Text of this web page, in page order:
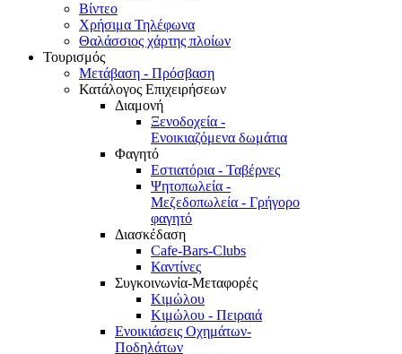
Βίντεο
Χρήσιμα Τηλέφωνα
Θαλάσσιος χάρτης πλοίων
Τουρισμός
Μετάβαση - Πρόσβαση
Κατάλογος Επιχειρήσεων
Διαμονή
Ξενοδοχεία -
Ενοικιαζόμενα δωμάτια
Φαγητό
Εστιατόρια - Ταβέρνες
Ψητοπωλεία -
Μεζεδοπωλεία - Γρήγορο
φαγητό
Διασκέδαση
Cafe-Bars-Clubs
Καντίνες
Συγκοινωνία-Μεταφορές
Κιμώλου
Κιμώλου - Πειραιά
Ενοικιάσεις Οχημάτων-
Ποδηλάτων